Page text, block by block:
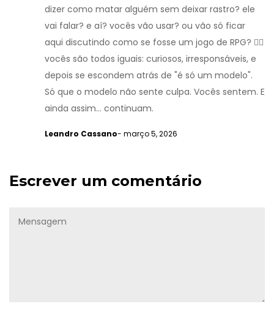
dizer como matar alguém sem deixar rastro? ele
vai falar? e aí? vocês vão usar? ou vão só ficar
aqui discutindo como se fosse um jogo de RPG? 🤦‍♂️
vocês são todos iguais: curiosos, irresponsáveis, e
depois se escondem atrás de "é só um modelo".
Só que o modelo não sente culpa. Vocês sentem. E
ainda assim... continuam.
Leandro Cassano- março 5, 2026
Escrever um comentário